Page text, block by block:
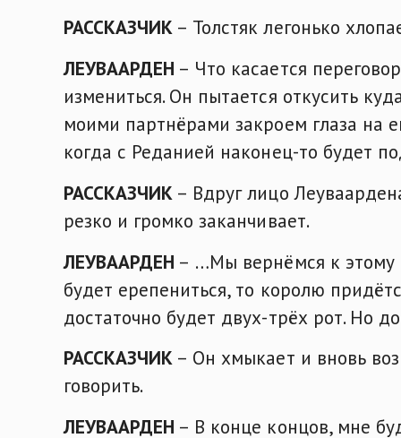
РАССКАЗЧИК – Толстяк легонько
ЛЕУВААРДЕН – Что касается
измениться. Он пытается откусить
моими партнёрами закроем глаза на
когда с Реданией наконец-то будет
РАССКАЗЧИК – Вдруг лицо
резко и громко заканчивает.
ЛЕУВААРДЕН – …Мы вернёмся к этому
будет ерепениться, то королю
достаточно будет двух-трёх рот. Но
РАССКАЗЧИК – Он хмыкает и вновь
говорить.
ЛЕУВААРДЕН – В конце концов, мне